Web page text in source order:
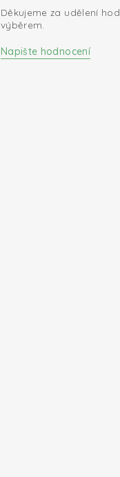
Děkujeme za udělení
výběrem.
Napište hodnocení